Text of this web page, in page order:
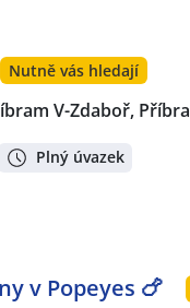
Nutně vás hledají
V-Zdaboř,
Plný úvazek
v Popeyes 🍗